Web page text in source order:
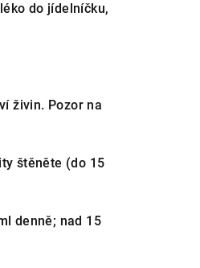
do jídelníčku,
živin. Pozor na
štěněte (do 15
denně; nad 15